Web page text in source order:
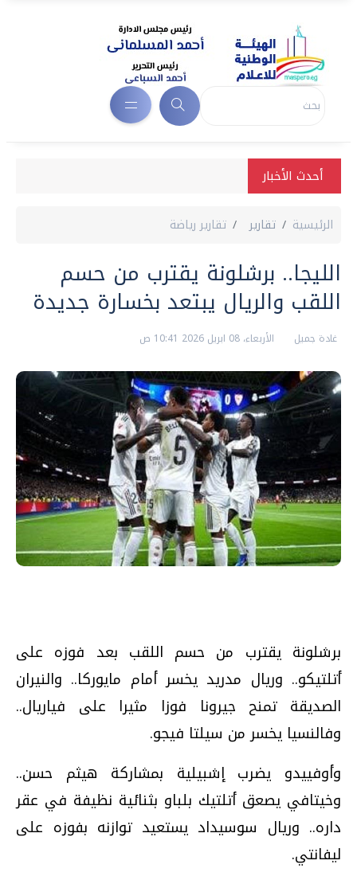
أحدث الأخبار
الرئيسية تقارير تقارير رياضة
الليجا.. برشلونة يقترب من حسم
اللقب والريال يبتعد بخسارة جديدة
غادة جميل الأربعاء، 08 ابريل 2026 10:41 ص
برشلونة يقترب من حسم اللقب بعد فوزه على
أتلتيكو.. وريال مدريد يخسر أمام مايوركا.. والنيران
الصديقة تمنح جيرونا فوزا مثيرا على فياريال..
وفالنسيا يخسر من سيلتا فيجو.
وأوفييدو يضرب إشبيلية بمشاركة هيثم حسن..
وخيتافي يصعق أتلتيك بلباو بثنائية نظيفة في عقر
داره.. وريال سوسيداد يستعيد توازنه بفوزه على
ليفانتي.